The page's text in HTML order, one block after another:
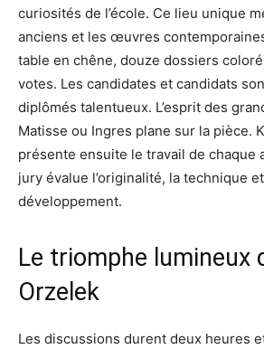
curiosités de l’école. Ce lieu unique
anciens et les œuvres
table en chêne, douze dossiers
votes. Les candidates et candidats
diplômés talentueux. L’esprit des
Matisse ou Ingres plane sur la pièce.
présente ensuite le travail de chaque
jury évalue l’originalité, la technique
développement.
Le triomphe lumineux
Orzelek
Les discussions durent deux heures